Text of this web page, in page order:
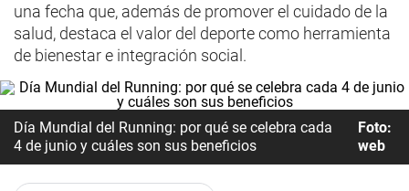
una fecha que, además de promover el cuidado de la
salud, destaca el valor del deporte como herramienta
de bienestar e integración social.
Día Mundial del Running: por qué se celebra cada
4 de junio y cuáles son sus beneficios
Foto:
web